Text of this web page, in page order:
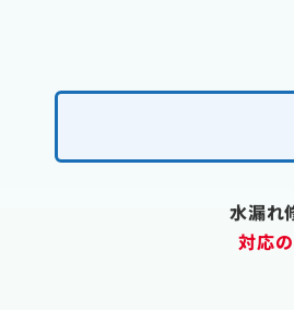
水漏れ
対応